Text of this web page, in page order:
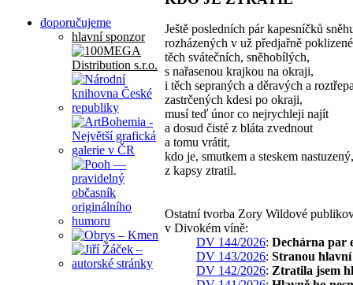
doporučujeme
hlavní sponzor
Ještě posledních pár kapesníčků
rozházených v už předjařně
těch svátečních, sněhobílých,
s nařasenou krajkou na okraji,
i těch sepraných a děravých a
zastrčených kdesi po okraji,
musí teď únor co nejrychleji najít
a dosud čisté z bláta zvednout
a tomu vrátit,
kdo je, smutkem a steskem nastuzený,
z kapsy ztratil.
Ostatní tvorba Zory Wildové
v Divokém víně:
DV 144/2026: Dechárna par
DV 143/2026: Stranou
DV 142/2026: Ztratila jsem